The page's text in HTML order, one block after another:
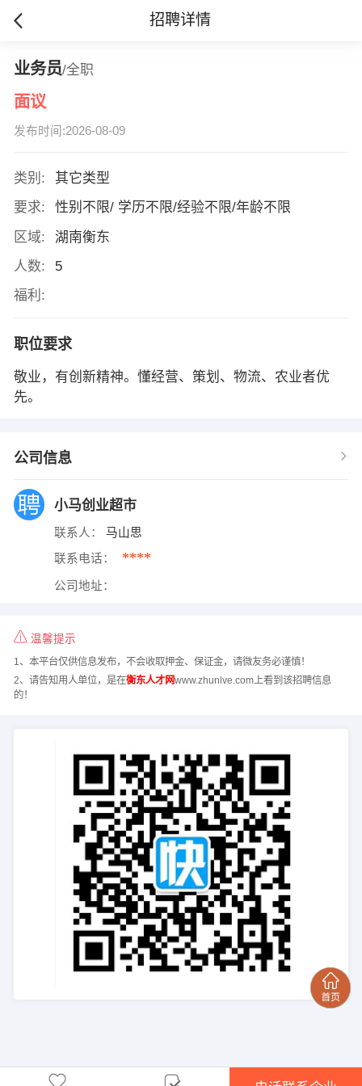
招聘详情
业务员/全职
面议
发布时间:2026-08-09
类别:
其它类型
要求:
性别不限/ 学历不限/经验不限/年龄不限
区域:
湖南衡东
人数:
5
福利:
职位要求
敬业，有创新精神。懂经营、策划、物流、农业者优
先。
公司信息
小马创业超市
联系人： 马山思
联系电话： ****
公司地址：
温馨提示
1、本平台仅供信息发布，不会收取押金、保证金，请微友务必谨慎！
2、请告知用人单位，是在衡东人才网www.zhunlve.com上看到该招聘信息
的！